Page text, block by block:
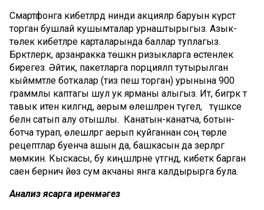
Смартфонга кибетләрдә нинди акцияләр баруын күрсәтә
торган бушлай кушымталар урнаштырыгыз. Азык-
төлек кибетләре карталарында баллар туплагыз.
Бәрәкәтлерәк, арзанракка төшкән ризыкларга өстенлек
бирегез. Әйтик, пакетларга порцияләп тутырылган
кыйммәтле боткалар (тиз пешә торган) урынына 900
граммлы каптагы шул ук ярманы алыгыз. Ит, бигрәк тә
тавык итенә килгәндә, аерым өлешләрен түгел, ә
түшкәсе
белән сатып алу отышлы. Канатын-канатча, ботын-
ботча турап, өлешләргә аерып куйганнан соң төрле
рецептлар буенча ашын да, башкасын да әзерләргә
мөмкин. Кыскасы, бу киңәшләрне үтәгәндә, кибеткә барган
саен берничә йөз сум акчаны янга калдырырга була.
Анализ ясарга иренмәгез